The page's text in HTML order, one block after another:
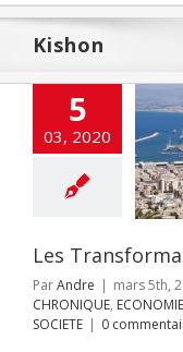
Kishon
5
03, 2020
de Haïfa
A LA UNE
CHRONIQUE
Edito
Les
ParAndre | mars 5th,
CHRONIQUE, ECONOMIE
SOCIETE | 0